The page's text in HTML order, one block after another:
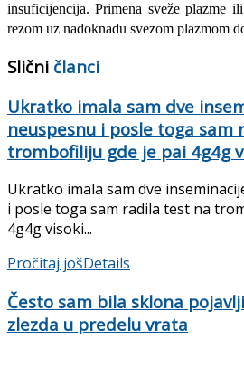
insuficijencija. Primena sveže plazme
rezom uz nadoknadu svezom plazmom
Slični članci
Ukratko imala sam dve
neuspesnu i posle toga sam
trombofiliju gde je pai 4g4g
Ukratko imala sam dve
i posle toga sam radila test na
4g4g visoki...
Pročitaj jošDetails
Često sam bila sklona
zlezda u predelu vrata